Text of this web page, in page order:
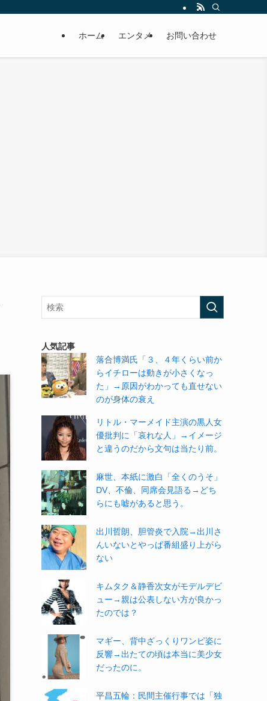
ホーム エンタメ お問い合わせ
人気記事
落合博満氏「３、４年くらい前か
らイチローは動きが小さくなっ
た」→原因がわかっても直せない
のが身体の衰え
リトル・マーメイド主演の黒人女
優批判に「哀れな人」→イメージ
と違うのだから文句は当たり前。
麻世、本紙に激白「全くのうそ」
DV、不倫、同席会見語る→どち
らにも嘘があると思う。
出川哲朗、胆管炎で入院→出川さ
んいないとやっぱ番組盛り上がら
ない
キムタク＆静香次女がモデルデビ
ュー→親は公表しない方が良かっ
たのでは？
マギー、背中ざっくりワンピ姿に
反響→出たての頃は本当に美少女
だったのに。
平昌五輪：民間主催行事では「独